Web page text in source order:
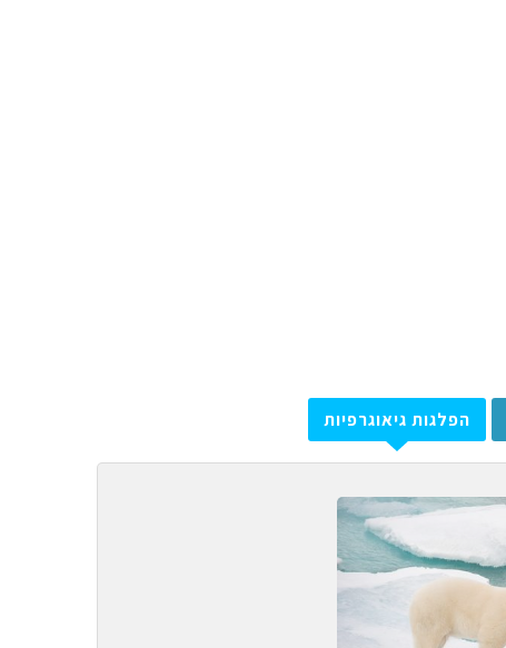
הפלגות גיאוגרפיות